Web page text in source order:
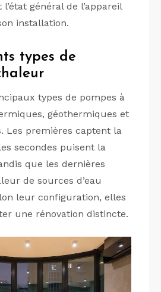
général de l’appareil
installation.
types de
types de pompes à
géothermiques et
Les premières captent la
secondes puisent la
que les dernières
de sources d’eau
leur configuration, elles
une rénovation distincte.